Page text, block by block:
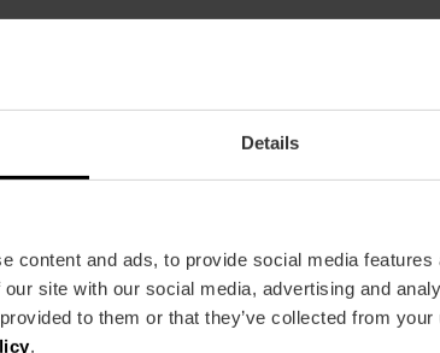
Details
content and ads, to provide social media
site with our social media, advertising and
to them or that they’ve collected from
.
Metro
L4,L5, L7
Bus
31,81,